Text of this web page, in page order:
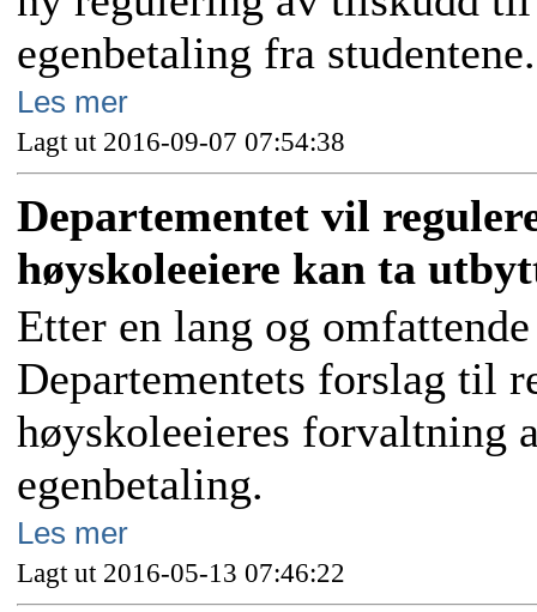
egenbetaling fra studentene.
Les mer
Lagt ut 2016-09-07 07:54:38
Departementet vil
høyskoleeiere kan ta
Etter en lang og
Departementets forslag til
høyskoleeieres forvaltning
egenbetaling.
Les mer
Lagt ut 2016-05-13 07:46:22